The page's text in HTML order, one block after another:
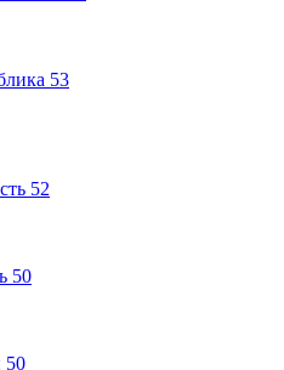
53
52
50
50